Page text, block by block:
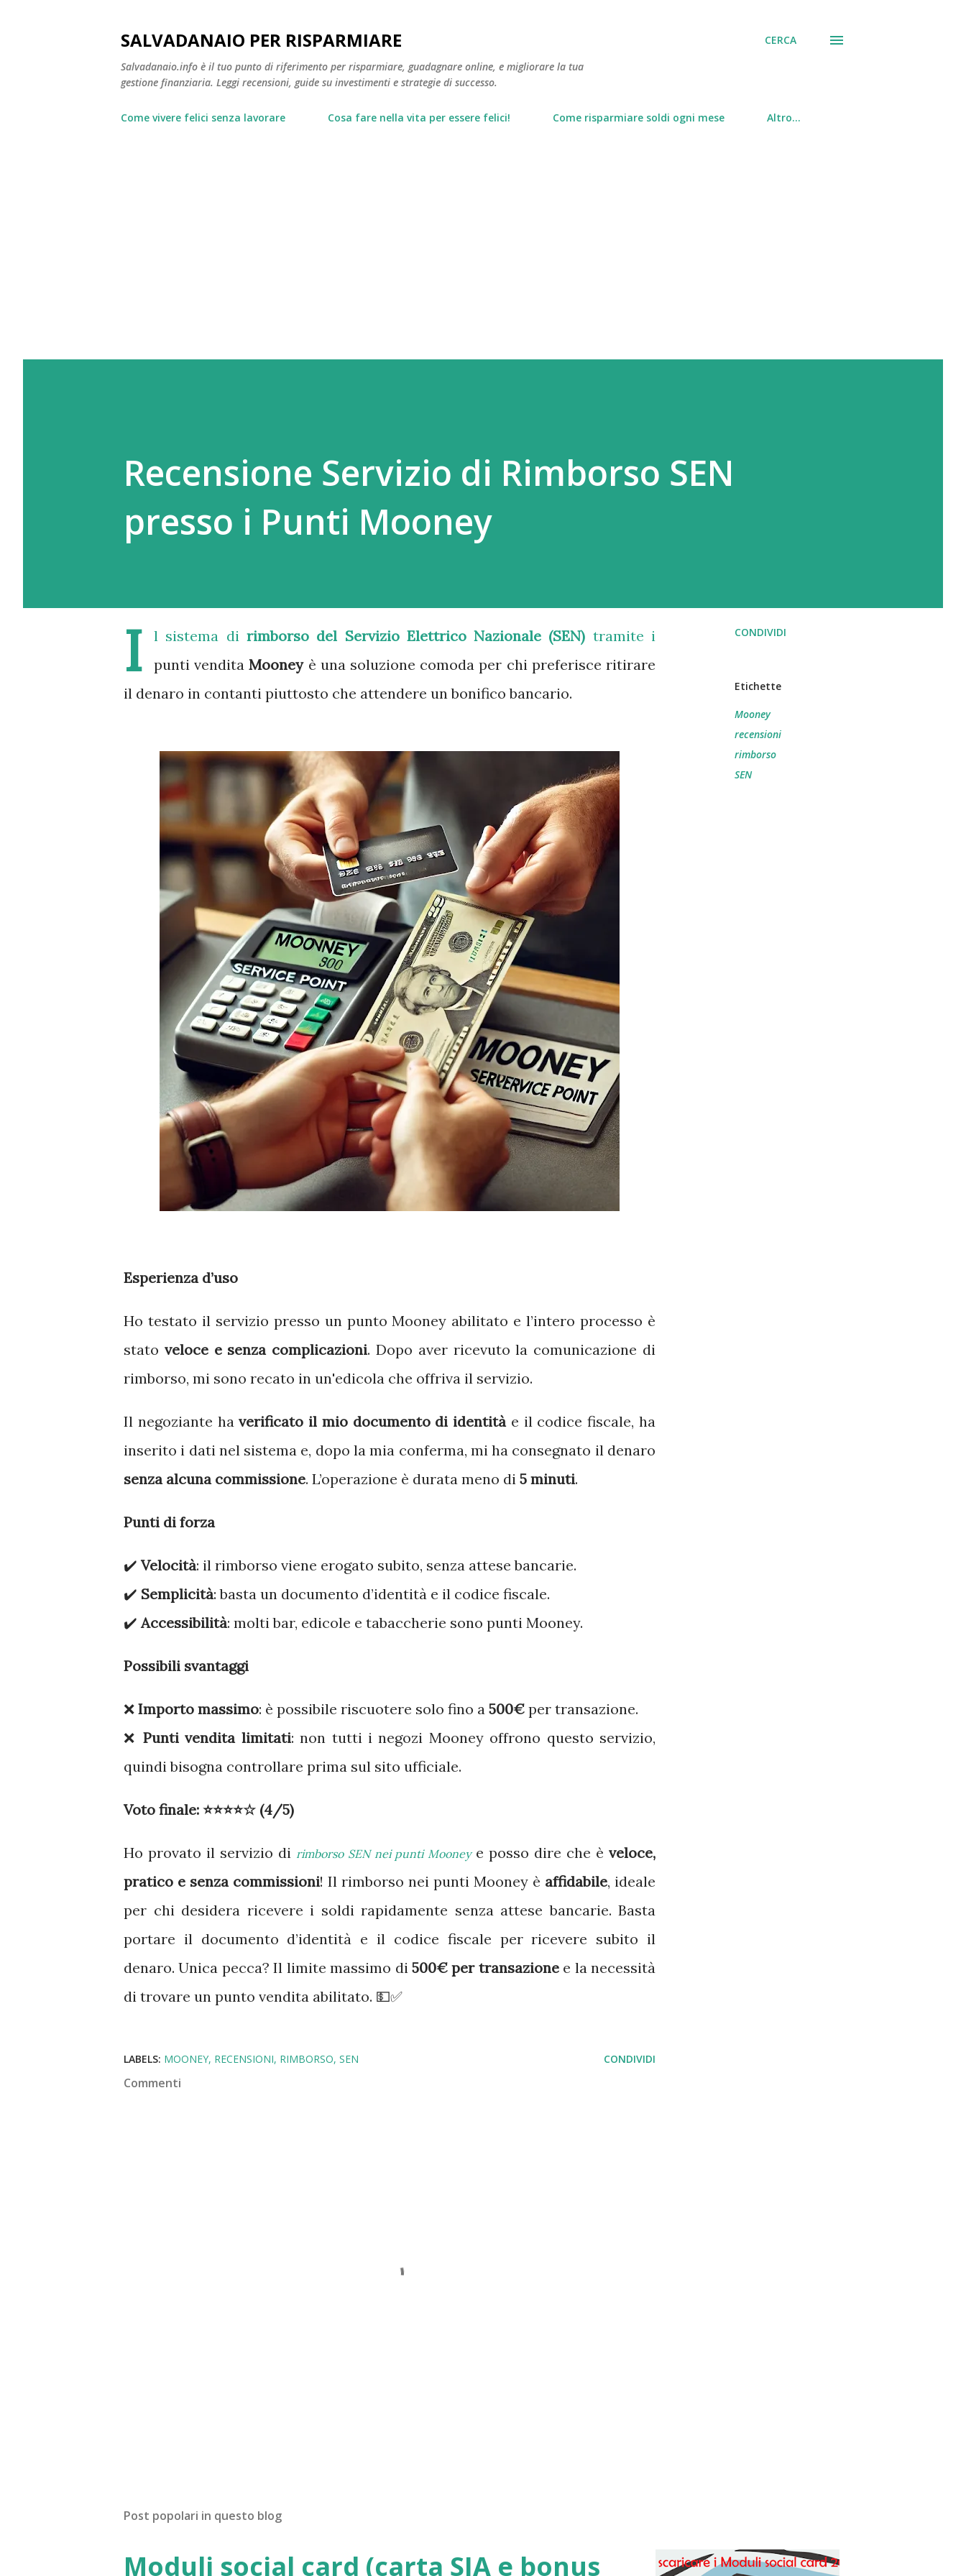
SALVADANAIO PER RISPARMIARE
Salvadanaio.info è il tuo punto di riferimento per risparmiare, guadagnare online, e migliorare la tua
gestione finanziaria. Leggi recensioni, guide su investimenti e strategie di successo.
CERCA
Come vivere felici senza lavorare Cosa fare nella vita per essere felici! Come risparmiare soldi ogni mese Altro…
Recensione Servizio di Rimborso SEN
presso i Punti Mooney
I l sistema di rimborso del Servizio Elettrico Nazionale (SEN) tramite i
punti venditaMooneyè una soluzione comoda per chi preferisce ritirare
il denaro in contanti piuttosto che attendere un bonifico bancario.
Esperienza d’uso
Ho testato il servizio presso un punto Mooney abilitato e l’intero processo è
stato veloce e senza complicazioni. Dopo aver ricevuto la comunicazione di
rimborso, mi sono recato in un'edicola che offriva il servizio.
Il negoziante haverificato il mio documento di identitàe il codice fiscale, ha
inserito i dati nel sistema e, dopo la mia conferma, mi ha consegnato il denaro
senza alcuna commissione. L’operazione è durata meno di 5 minuti.
Punti di forza
✔️ Velocità: il rimborso viene erogato subito, senza attese bancarie.
✔️ Semplicità: basta un documento d’identità e il codice fiscale.
✔️Accessibilità: molti bar, edicole e tabaccherie sono punti Mooney.
Possibili svantaggi
❌ Importo massimo: è possibile riscuotere solo fino a 500€ per transazione.
❌ Punti vendita limitati: non tutti i negozi Mooney offrono questo servizio,
quindi bisogna controllare prima sul sito ufficiale.
Voto finale: ⭐⭐⭐⭐☆ (4/5)
Ho provato il servizio di rimborso SEN nei punti Mooneye posso dire che èveloce,
pratico e senza commissioni! Il rimborso nei punti Mooney è affidabile, ideale
per chi desidera ricevere i soldi rapidamente senza attese bancarie. Basta
portare il documento d’identità e il codice fiscale per ricevere subito il
denaro. Unica pecca? Il limite massimo di 500€ per transazionee la necessità
di trovare un punto vendita abilitato. 💵✅
CONDIVIDI
Etichette
Mooney
recensioni
rimborso
SEN
LABELS: MOONEY RECENSIONI RIMBORSO SEN CONDIVIDI
Commenti
Post popolari in questo blog
Moduli social card (carta SIA e bonus